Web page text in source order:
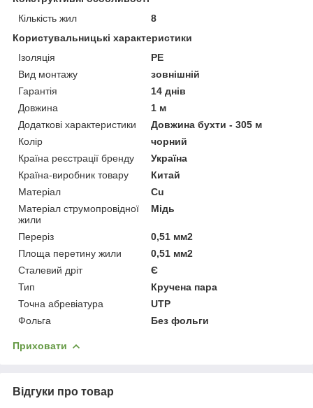
Кількість жил
8
Користувальницькі характеристики
Ізоляція
PE
Вид монтажу
зовнішній
Гарантія
14 днів
Довжина
1 м
Додаткові характеристики
Довжина бухти - 305 м
Колiр
чорний
Країна реєстрації бренду
Україна
Країна-виробник товару
Китай
Матеріал
Cu
Матеріал струмопровідної
жили
Мідь
Переріз
0,51 мм2
Площа перетину жили
0,51 мм2
Сталевий дріт
Є
Тип
Кручена пара
Точна абревіатура
UTP
Фольга
Без фольги
Приховати
Відгуки про товар